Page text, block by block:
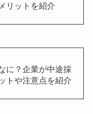
リットを紹介
に？企業が中途採
トや注意点を紹介